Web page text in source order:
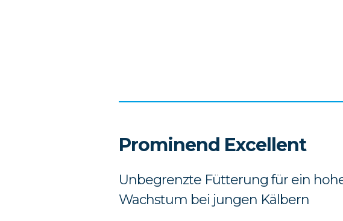
Prominend Excellent
Unbegrenzte Fütterung für ein
Wachstum bei jungen Kälbern